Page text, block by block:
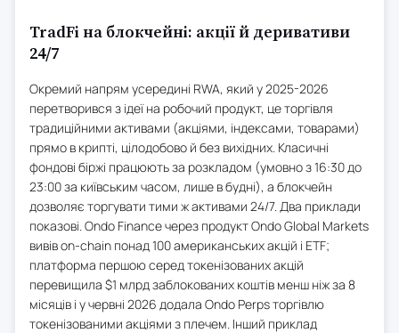
TradFi на блокчейні: акції й деривативи
24/7
Окремий напрям усередині RWA, який у 2025-2026
перетворився з ідеї на робочий продукт, це торгівля
традиційними активами (акціями, індексами, товарами)
прямо в крипті, цілодобово й без вихідних. Класичні
фондові біржі працюють за розкладом (умовно з 16:30 до
23:00 за київським часом, лише в будні), а блокчейн
дозволяє торгувати тими ж активами 24/7. Два приклади
показові. Ondo Finance через продукт Ondo Global Markets
вивів on-chain понад 100 американських акцій і ETF;
платформа першою серед токенізованих акцій
перевищила $1 млрд заблокованих коштів менш ніж за 8
місяців і у червні 2026 додала Ondo Perps торгівлю
токенізованими акціями з плечем. Інший приклад